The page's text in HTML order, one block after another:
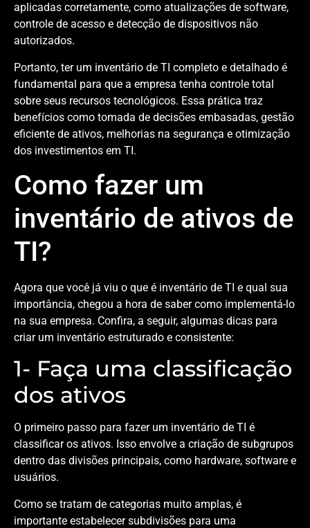
aplicadas corretamente, como atualizações de software,
controle de acesso e detecção de dispositivos não
autorizados.
Portanto, ter um inventário de TI completo e detalhado é
fundamental para que a empresa tenha controle total
sobre seus recursos tecnológicos. Essa prática traz
benefícios como tomada de decisões embasadas, gestão
eficiente de ativos, melhorias na segurança e otimização
dos investimentos em TI.
Como fazer um
inventário de ativos de
TI?
Agora que você já viu o que é inventário de TI e qual sua
importância, chegou a hora de saber como implementá-lo
na sua empresa. Confira, a seguir, algumas dicas para
criar um inventário estruturado e consistente:
1- Faça uma classificação
dos ativos
O primeiro passo para fazer um inventário de TI é
classificar os ativos. Isso envolve a criação de subgrupos
dentro das divisões principais, como hardware, software e
usuários.
Como se tratam de categorias muito amplas, é
importante estabelecer subdivisões para uma